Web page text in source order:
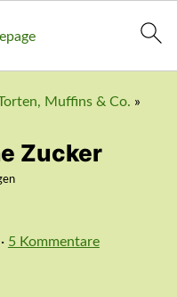
Muffins & Co. »
Zucker
· 5 Kommentare